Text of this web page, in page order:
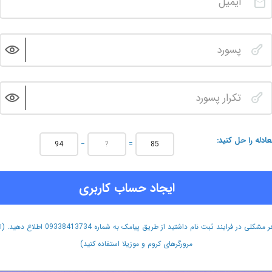
را حل کنید − =
ایجاد حساب کاربری
هر مشکلی در فرایند ثبت نام داشتید از طریق پیامک به شماره 09338413734 اطلاع
مرورگرهای کروم و موزیلا استفاده کنید)